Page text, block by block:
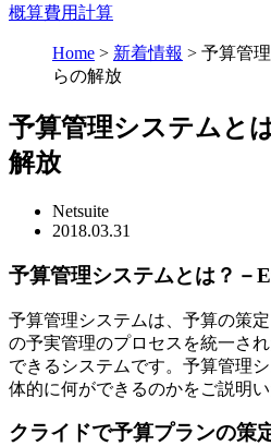
概算費用計算
Home > 新着情報 > 予算管
らの解放
予算管理システムと
解放
Netsuite
2018.03.31
予算管理システムとは？－
予算管理システムは、予算の策
の予実管理のプロセスを統一さ
できるシステムです。予算管理
体的に何ができるのかをご説明い
クライドで予算プランの策